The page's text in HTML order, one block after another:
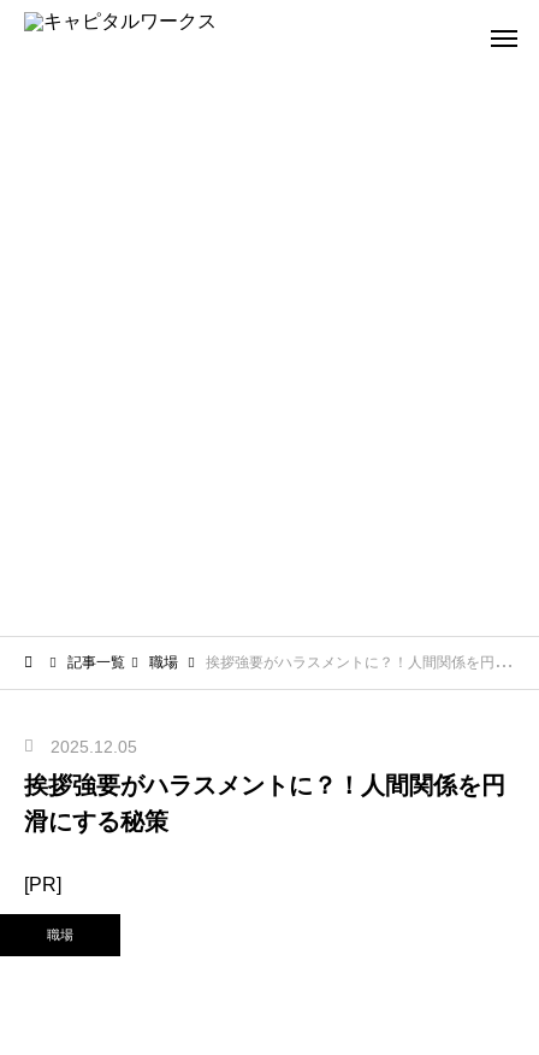
記事一覧 職場 挨拶強要がハラスメントに？！人間関係を円滑にする秘策
2025.12.05
挨拶強要がハラスメントに？！人間関係を円
滑にする秘策
[PR]
職場